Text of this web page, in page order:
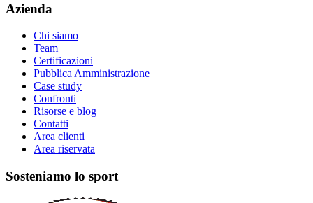
Azienda
Chi siamo
Team
Certificazioni
Pubblica Amministrazione
Case study
Confronti
Risorse e blog
Contatti
Area clienti
Area riservata
Sosteniamo lo sport